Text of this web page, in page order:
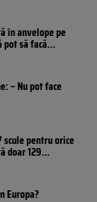
în anvelope pe
pot să facă...
– Nu pot face
scule pentru orice
doar 129...
Europa?